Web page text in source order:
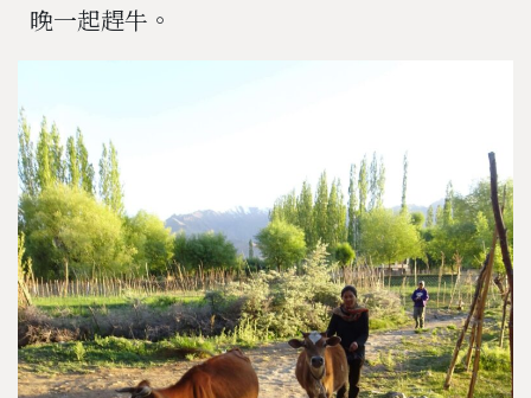
晚一起趕牛。